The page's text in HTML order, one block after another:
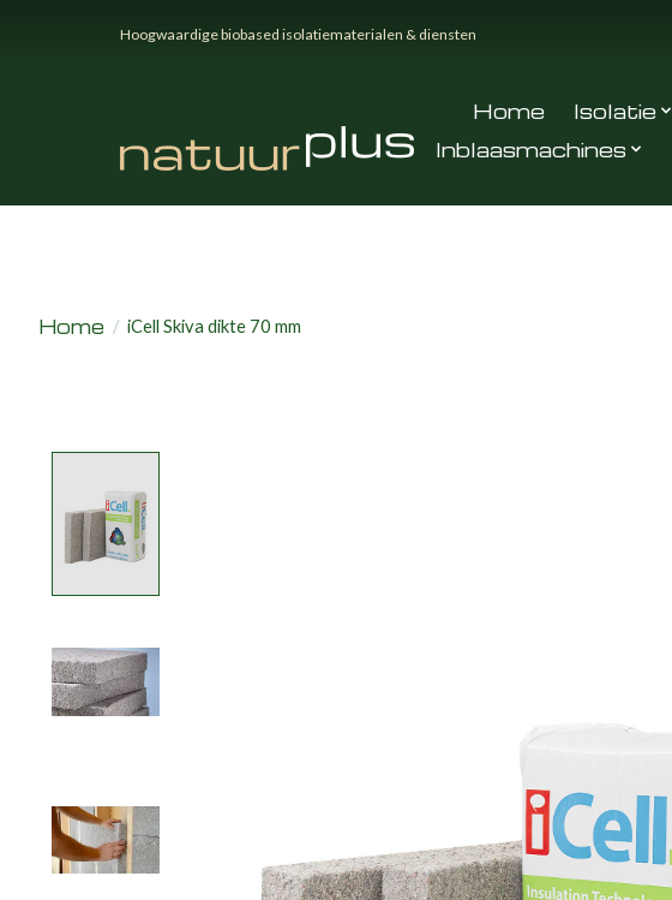
Hoogwaardige biobased isolatiematerialen & diensten
Home Isolatie
Inblaasmachines
Home / iCell Skiva dikte 70 mm